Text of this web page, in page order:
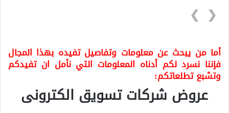
❮
❯
أما من يبحث عن معلومات وتفاصيل تفيده بهذا المجال
فإننا نسرد لكم أدناه المعلومات التي نأمل ان تفيدكم
وتشبع تطلعاتكم:
عروض شركات تسويق الكترونى